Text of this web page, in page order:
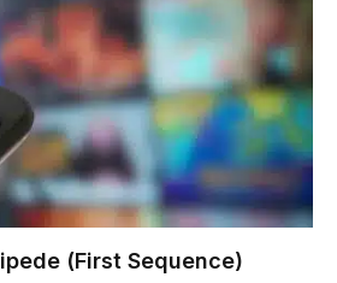
(First Sequence)